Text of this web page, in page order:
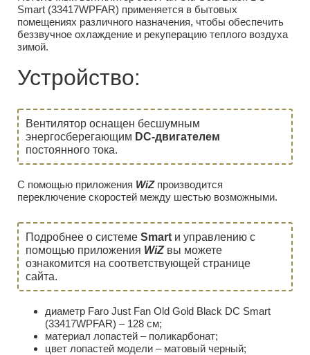
Smart (33417WPFAR) применяется в бытовых
помещениях различного назначения, чтобы обеспечить
беззвучное охлаждение и рекуперацию теплого воздуха
зимой.
Устройство:
Вентилятор оснащен бесшумным
энергосберегающим DC-двигателем
постоянного тока.
С помощью приложения WiZпроизводится
переключение скоростей между шестью возможными.
Подробнее о системе Smart и управлению с
помощью приложения WiZвы можете
ознакомится на соответствующей странице
сайта.
диаметр Faro Just Fan Old Gold Black DC Smart
(33417WPFAR) – 128 см;
материал лопастей – поликарбонат;
цвет лопастей модели – матовый черный;